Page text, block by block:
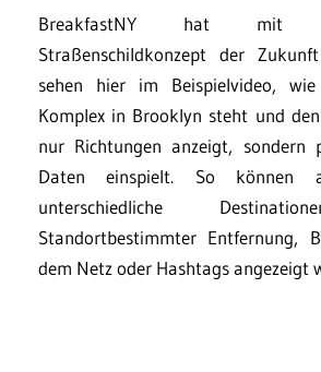
BreakfastNY hat mit
Straßenschildkonzept der
sehen hier im Beispielvideo,
Komplex in Brooklyn steht und
nur Richtungen anzeigt, sondern
Daten einspielt. So können
unterschiedliche
Standortbestimmter Entfernung,
dem Netz oder Hashtags angezeigt